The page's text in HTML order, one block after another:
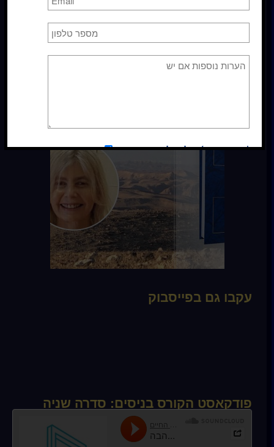
לרכישה אונליין
שבעה שיעורים על הנפש. מתחילים
ספר קורס בניסים
עקבו גם בפייסבוק
פודקאסט הקורס בניסים: סדרה שניה
*אני מסכימ/ה לקבלת עדכונים כן